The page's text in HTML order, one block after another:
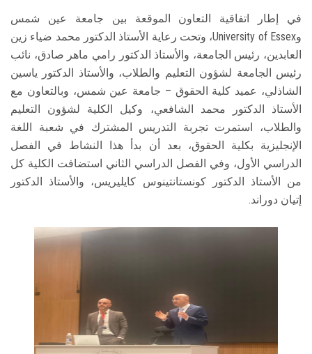
في إطار اتفاقية التعاون الموقعة بين جامعة عين شمس
وUniversity of Essex، وتحت رعاية الأستاذ الدكتور محمد ضياء زين
العابدين، رئيس الجامعة، والأستاذ الدكتور رامي ماهر صادق، نائب
رئيس الجامعة لشؤون التعليم والطلاب، والأستاذ الدكتور ياسين
الشاذلي، عميد كلية الحقوق – جامعة عين شمس، وبالتعاون مع
الأستاذ الدكتور محمد الشافعي، وكيل الكلية لشؤون التعليم
والطلاب، استمرت تجربة التدريس المشترك في شعبة اللغة
الإنجليزية بكلية الحقوق، بعد أن بدأ هذا النشاط في الفصل
الدراسي الأول، وفي الفصل الدراسي الثاني استضافت الكلية كل
من الأستاذ الدكتور كونستانتينوس كايليريس، والأستاذ الدكتور
إتيان دوراند.